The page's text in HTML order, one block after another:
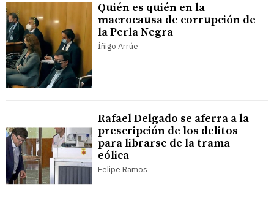
Quién es quién en la
macrocausa de corrupción de
la Perla Negra
Íñigo Arrúe
Rafael Delgado se aferra a la
prescripción de los delitos
para librarse de la trama
eólica
Felipe Ramos